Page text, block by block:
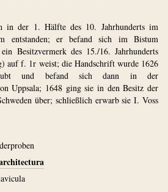
in der 1. Hälfte des 10. Jahrhunderts im
entstanden; er befand sich im Bistum
Besitzvermerk des 15./16. Jahrhunderts
auf f. 1r weist; die Handschrift wurde 1626
und befand sich dann in der
Uppsala; 1648 ging sie in den Besitz der
über; schließlich erwarb sie I. Voss